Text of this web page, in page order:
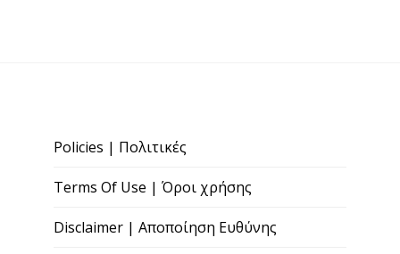
Policies | Πολιτικές
Terms Of Use | Όροι χρήσης
Disclaimer | Αποποίηση Ευθύνης